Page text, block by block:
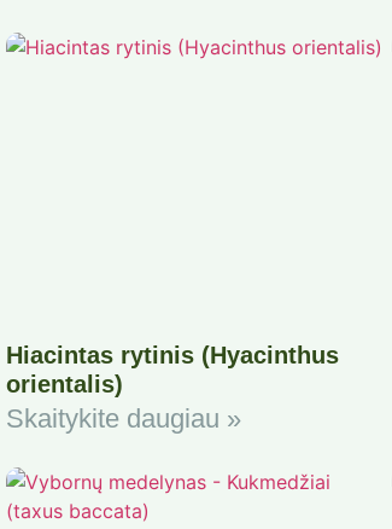
Hiacintas rytinis (Hyacinthus
orientalis)
Skaitykite daugiau »